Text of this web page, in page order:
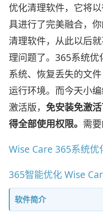
优化清理软件，它将
具进行了完美融合，
清理软件，从此以后
理问题了。365系统
系统、恢复丢失的文
运行环境。而今天小
激活版， 免安装免激
得全部使用权限。 需
Wise Care 365系统优
365智能优化 Wise
软件简介